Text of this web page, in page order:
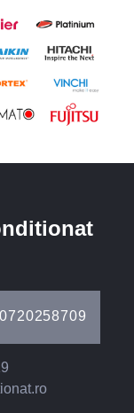
0720258709